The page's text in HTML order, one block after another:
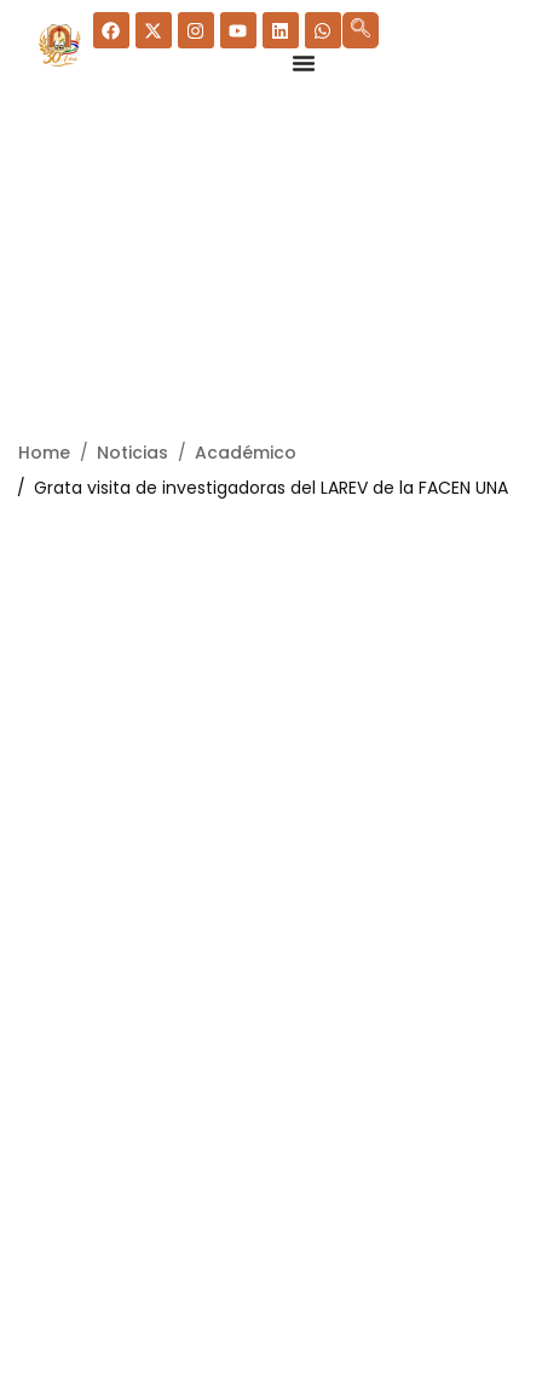
Home Noticias
Académico
Grata visita de investigadoras del LAREV de la FACEN UNA